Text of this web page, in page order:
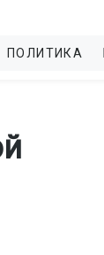
ПОЛИТИКА